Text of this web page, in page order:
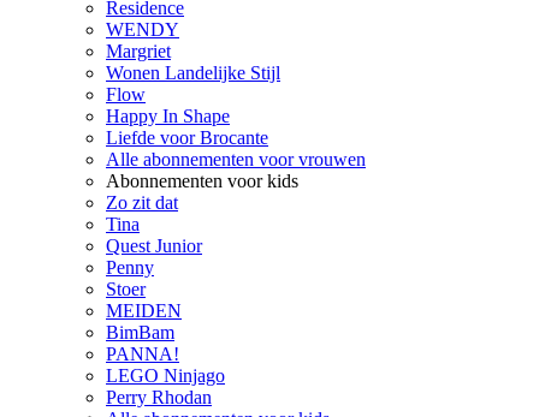
Residence
WENDY
Margriet
Wonen Landelijke Stijl
Flow
Happy In Shape
Liefde voor Brocante
Alle abonnementen voor vrouwen
Abonnementen voor kids
Zo zit dat
Tina
Quest Junior
Penny
Stoer
MEIDEN
BimBam
PANNA!
LEGO Ninjago
Perry Rhodan